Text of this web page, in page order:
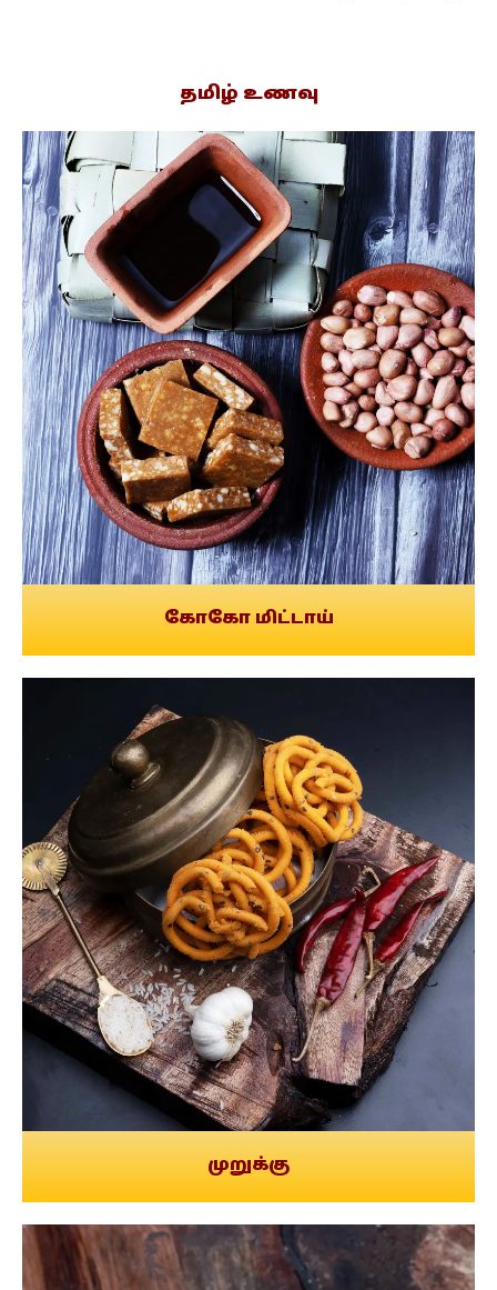
தமிழ் உணவு
கோகோ மிட்டாய்
முறுக்கு